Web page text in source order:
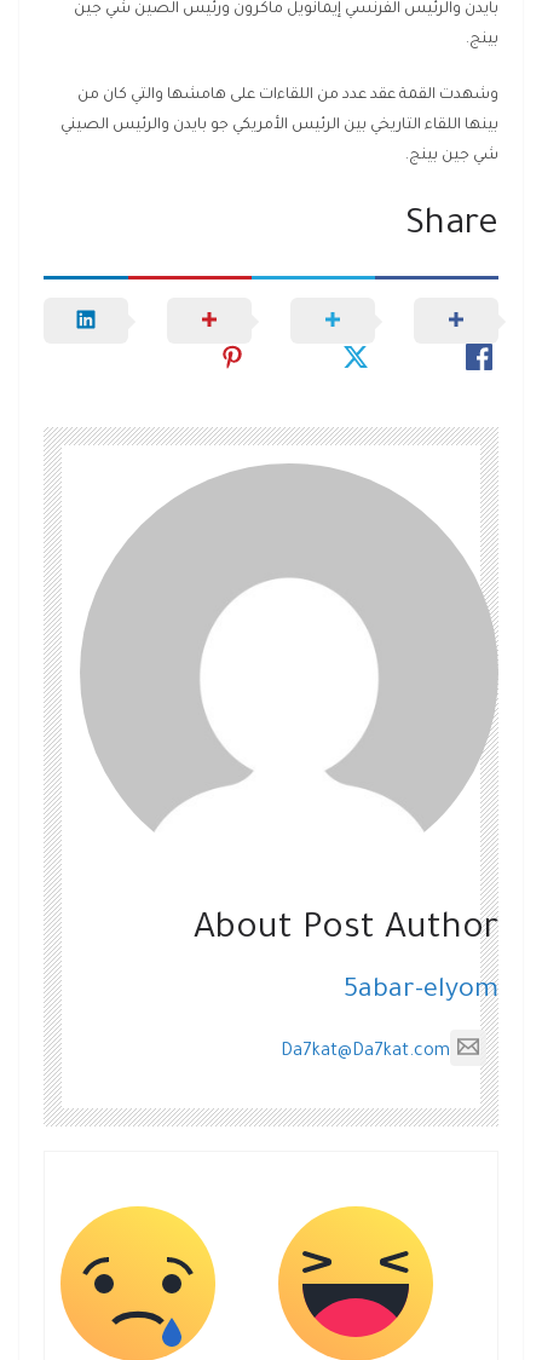
بايدن والرئيس الفرنسي إيمانويل ماكرون ورئيس الصين شي جين
بينج.
وشهدت القمة عقد عدد من اللقاءات على هامشها والتي كان من
بينها اللقاء التاريخي بين الرئيس الأمريكي جو بايدن والرئيس الصيني
شي جين بينج.
Share
About Post Author
5abar-elyom
Da7kat@Da7kat.com